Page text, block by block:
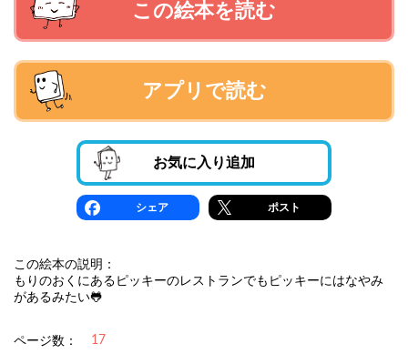
この絵本を読む
アプリで読む
お気に入り追加
シェア ポスト
この絵本の説明：
もりのおくにあるピッキーのレストランでもピッキーにはなやみ
があるみたい🐸
ページ数： 17